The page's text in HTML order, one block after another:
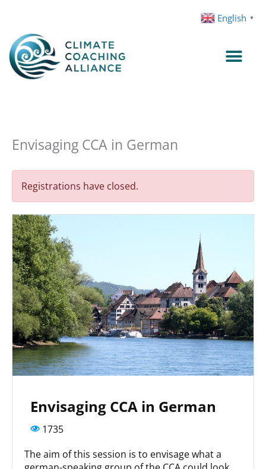
content
Envisaging CCA in German
Registrations have closed.
Envisaging CCA in German
1735
The aim of this session is to envisage what a
English ▼